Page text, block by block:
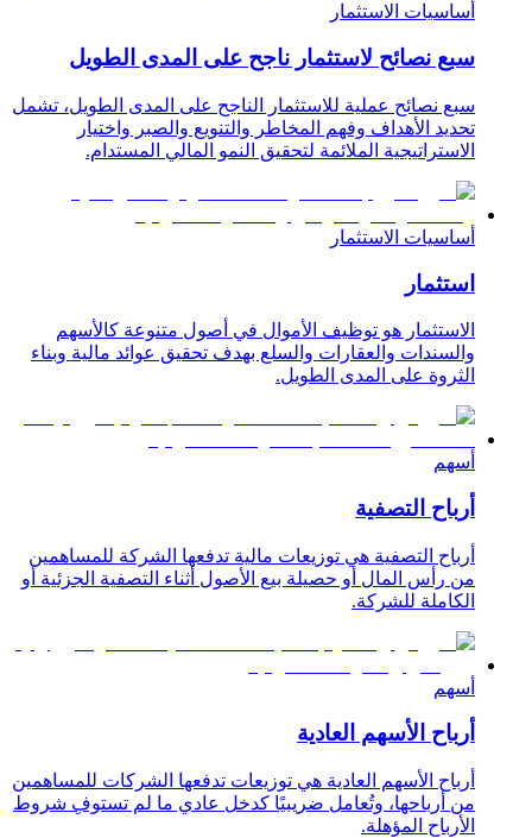
أساسيات الاستثمار
سبع نصائح لاستثمار ناجح على المدى الطويل
سبع نصائح عملية للاستثمار الناجح على المدى الطويل، تشمل
تحديد الأهداف وفهم المخاطر والتنويع والصبر واختيار
الاستراتيجية الملائمة لتحقيق النمو المالي المستدام.
أساسيات الاستثمار
استثمار
الاستثمار هو توظيف الأموال في أصول متنوعة كالأسهم
والسندات والعقارات والسلع بهدف تحقيق عوائد مالية وبناء
الثروة على المدى الطويل.
أسهم
أرباح التصفية
أرباح التصفية هي توزيعات مالية تدفعها الشركة للمساهمين
من رأس المال أو حصيلة بيع الأصول أثناء التصفية الجزئية أو
الكاملة للشركة.
أسهم
أرباح الأسهم العادية
أرباح الأسهم العادية هي توزيعات تدفعها الشركات للمساهمين
من أرباحها، وتُعامل ضريبيًا كدخل عادي ما لم تستوفِ شروط
الأرباح المؤهلة.